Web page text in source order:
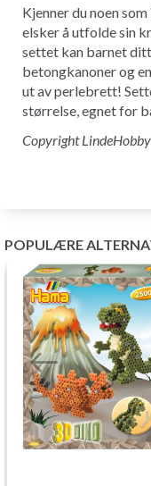
Kjenner du noen
elsker å utfolde sin
settet kan barnet
betongkanoner og
ut av perlebrett!
størrelse, egnet for
Copyright LindeHobby
POPULÆRE